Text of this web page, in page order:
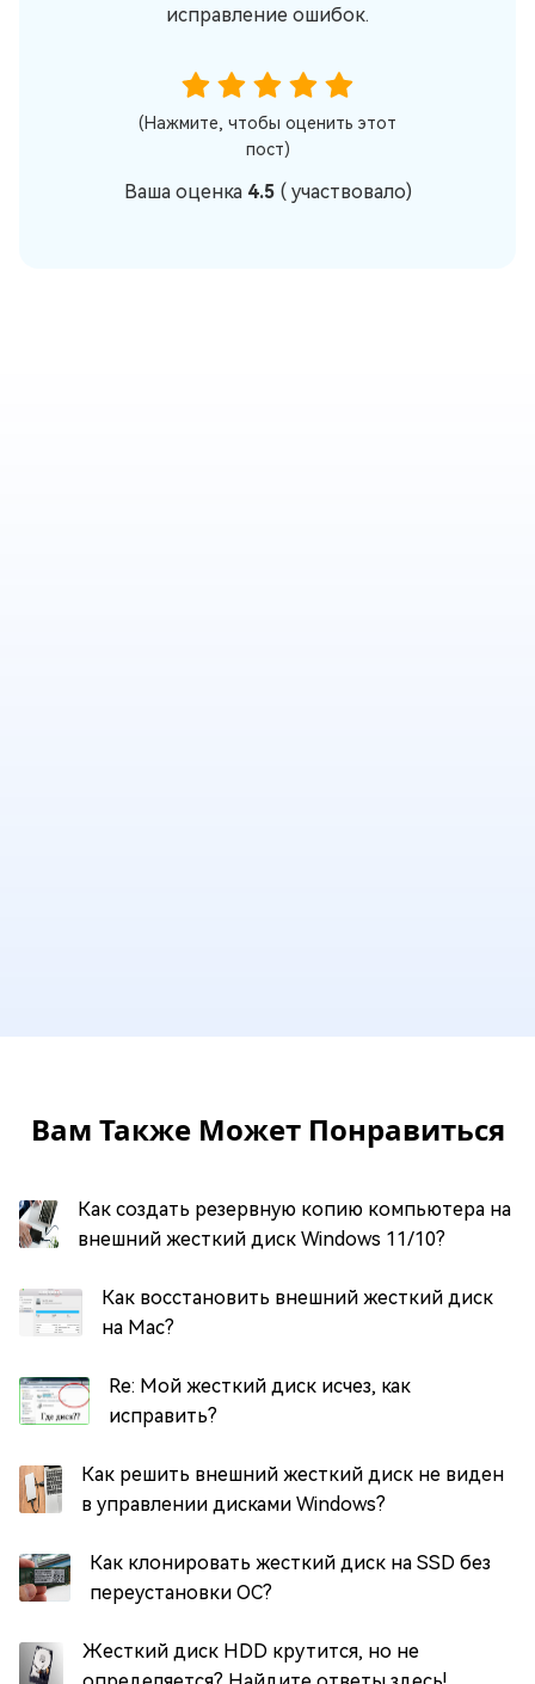
исправление ошибок.
(Нажмите, чтобы оценить этот
пост)
Ваша оценка 4.5 (участвовало)
Вам Также Может Понравиться
Как создать резервную копию компьютера на
внешний жесткий диск Windows 11/10?
Как восстановить внешний жесткий диск
на Mac?
Re: Мой жесткий диск исчез, как
исправить?
Как решить внешний жесткий диск не виден
в управлении дисками Windows?
Как клонировать жесткий диск на SSD без
переустановки ОС?
Жесткий диск HDD крутится, но не